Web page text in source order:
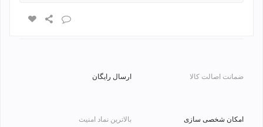
ضمانت اصالت کالا ارسال رایگان
امکان شخصی سازی بالاترین نماد امنیت